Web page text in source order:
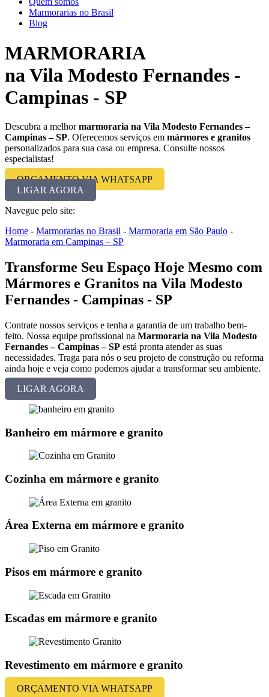
Marmorarias no Brasil
Blog
MARMORARIA
na Vila Modesto Fernandes -
Campinas - SP
Descubra a melhormarmoraria na Vila Modesto Fernandes –
Campinas – SP. Oferecemos serviços em mármores e granitos
personalizados para sua casa ou empresa. Consulte nossos
especialistas!
ORÇAMENTO VIA WHATSAPP
LIGAR AGORA
Navegue pelo site:
Home - Marmorarias no Brasil - Marmoraria em São Paulo -
Marmoraria em Campinas – SP
Transforme Seu Espaço Hoje Mesmo com
Mármores e Granitos na Vila Modesto
Fernandes - Campinas - SP
Contrate nossos serviços e tenha a garantia de um trabalho bem-
feito. Nossa equipe profissional na Marmoraria na Vila Modesto
Fernandes – Campinas – SP está pronta atender as suas
necessidades. Traga para nós o seu projeto de construção ou reforma
ainda hoje e veja como podemos ajudar a transformar seu ambiente.
LIGAR AGORA
Banheiro em mármore e granito
Cozinha em mármore e granito
Área Externa em mármore e granito
Pisos em mármore e granito
Escadas em mármore e granito
Revestimento em mármore e granito
ORÇAMENTO VIA WHATSAPP